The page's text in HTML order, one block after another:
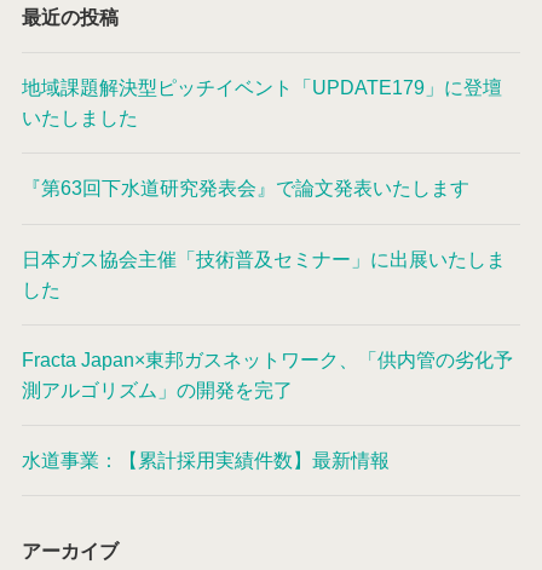
最近の投稿
地域課題解決型ピッチイベント「UPDATE179」に登壇
いたしました
『第63回下水道研究発表会』で論文発表いたします
日本ガス協会主催「技術普及セミナー」に出展いたしま
した
Fracta Japan×東邦ガスネットワーク、「供内管の劣化予
測アルゴリズム」の開発を完了
水道事業：【累計採用実績件数】最新情報
アーカイブ